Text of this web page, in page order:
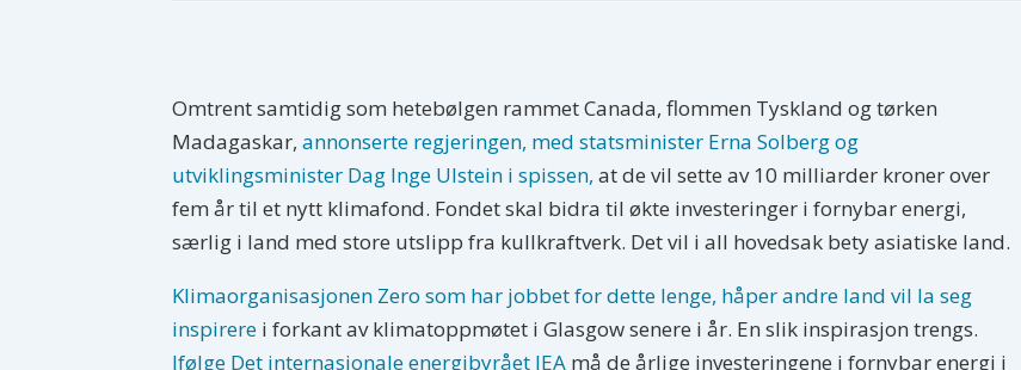
Omtrent samtidig som hetebølgen rammet Canada, flommen Tyskland og tørken
Madagaskar, annonserte regjeringen, med statsminister Erna Solberg og
utviklingsminister Dag Inge Ulstein i spissen, at de vil sette av 10 milliarder kroner over
fem år til et nytt klimafond. Fondet skal bidra til økte investeringer i fornybar energi,
særlig i land med store utslipp fra kullkraftverk. Det vil i all hovedsak bety asiatiske land.
Klimaorganisasjonen Zero som har jobbet for dette lenge, håper andre land vil la seg
inspirere i forkant av klimatoppmøtet i Glasgow senere i år. En slik inspirasjon trengs.
Ifølge Det internasjonale energibyrået IEA må de årlige investeringene i fornybar energi i